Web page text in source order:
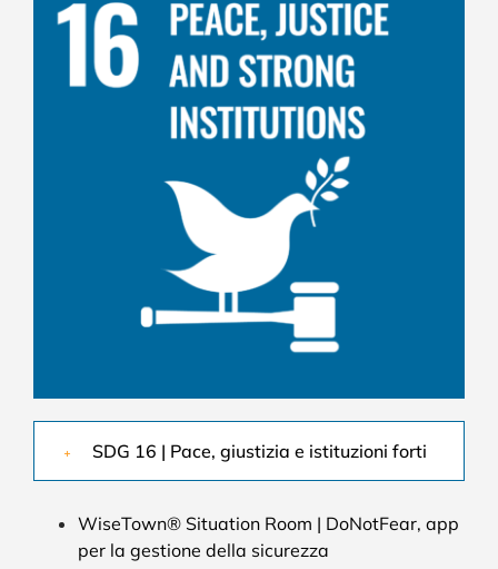
SDG 16 | Pace, giustizia e istituzioni forti
WiseTown® Situation Room | DoNotFear, app
per la gestione della sicurezza